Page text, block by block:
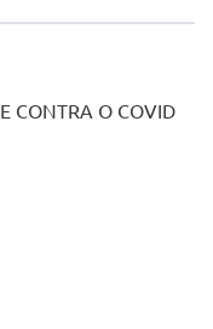
CONTRA O COVID